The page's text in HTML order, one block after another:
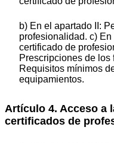
b) En el apartado II:
profesionalidad. c) En
certificado de
Prescripciones de los
Requisitos mínimos
equipamientos.
Artículo 4. Acceso a
certificados de